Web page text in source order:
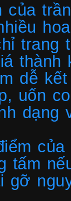
của
trang
thành
dễ
uốn
dạng
tấm
gỡ